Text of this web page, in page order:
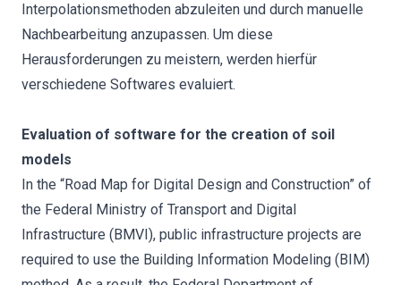
Interpolationsmethoden abzuleiten und durch manuelle
Nachbearbeitung anzupassen. Um diese
Herausforderungen zu meistern, werden hierfür
verschiedene Softwares evaluiert.
Evaluation of software for the creation of soil
models
In the “Road Map for Digital Design and Construction” of
the Federal Ministry of Transport and Digital
Infrastructure (BMVI), public infrastructure projects are
required to use the Building Information Modeling (BIM)